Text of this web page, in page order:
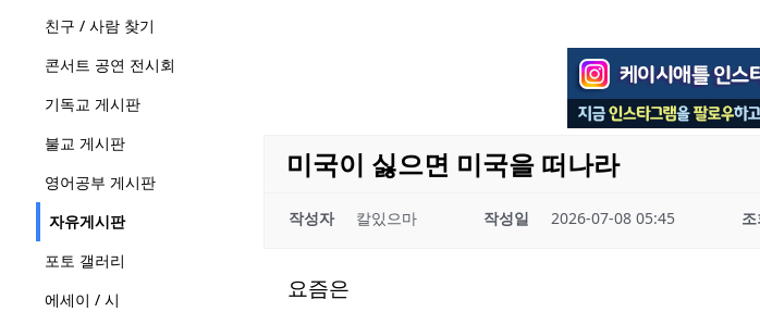
친구 / 사람 찾기
콘서트 공연 전시회
기독교 게시판
불교 게시판
영어공부 게시판
자유게시판
포토 갤러리
에세이 / 시
미국이 싫으면 미국을 떠나라
작성자 칼있으마 작성일 2026-07-08 05:45
요즘은